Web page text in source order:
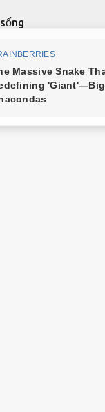
đến nội dung chính